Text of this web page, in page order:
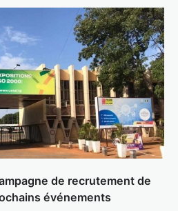
de recrutement de
événements